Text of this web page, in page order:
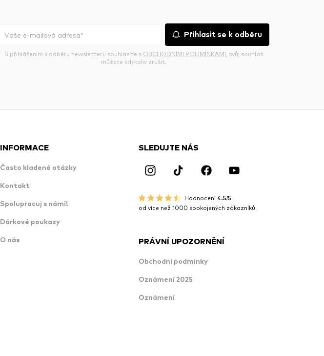
Přihlasit se k odběru
S přihlášením k odběru newsletteru souhlasíte s OBCHODNÍMI PODMÍNKAMI , svůj souhlas
můžete kdykoliv zrušit.
INFORMACE
Často kladené otázky
Kontakt
Spolupracuj s námi!
Dárkové poukazy
O nás
SLEDUJTE NÁS
Hodnocení 4.5/5
od více než 1000 spokojených zákazníků
PRÁVNÍ UPOZORNĚNÍ
Obchodní podmínky
Oznámení 2025
Oznámení